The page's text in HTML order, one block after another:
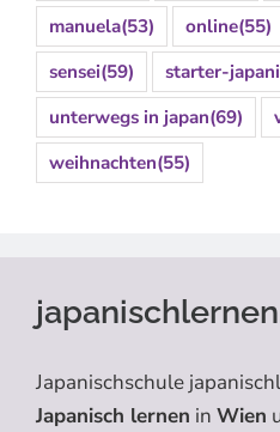
manuela(53) online(55)
sensei(59) starter-
unterwegs in japan(69)
weihnachten(55)
Japanischschule
Japanisch lernen in Wien